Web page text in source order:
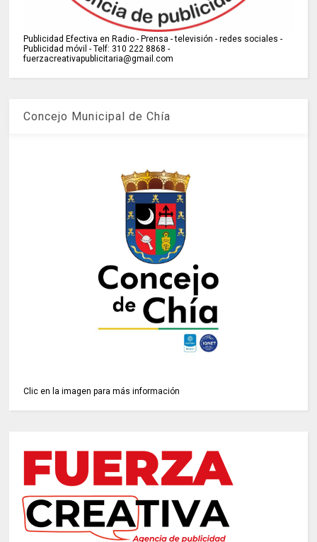
Publicidad Efectiva en Radio - Prensa - televisión - redes sociales -
Publicidad móvil - Telf: 310 222 8868 -
fuerzacreativapublicitaria@gmail.com
Concejo Municipal de Chía
Clic en la imagen para más información